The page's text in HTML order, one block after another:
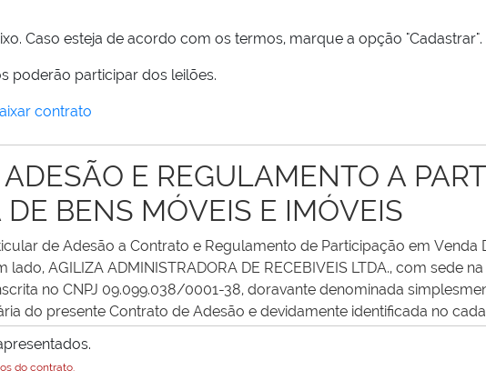
Caso esteja de acordo com os termos, marque a opção "Cadastrar".
Obs.: Somente maiores de 18 anos poderão participar dos leilões.
contrato
E REGULAMENTO A
BENS MÓVEIS E IMÓVEIS
de Adesão a Contrato e Regulamento de Participação em Venda
AGILIZA ADMINISTRADORA DE RECEBIVEIS LTDA., com sede
no CNPJ 09.099.038/0001-38, doravante denominada
do presente Contrato de Adesão e devidamente identificada no
para participação em venda direta de bens móveis e
do PROPONENTE no site da INTERMEDIÁRIA.
do contrato.